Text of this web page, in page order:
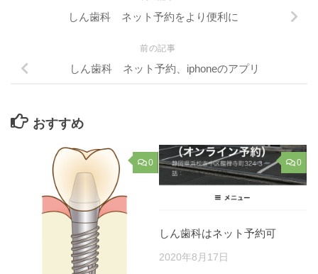
しん歯科 ネット予約をより便利に
前の記事
しん歯科 ネット予約、iphoneのアプリ
おすすめ
0 0
しん歯科はネット予約可
2020年8月17日